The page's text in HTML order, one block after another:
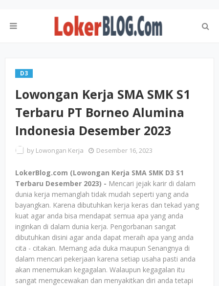
D3
Lowongan Kerja SMA SMK S1
Terbaru PT Borneo Alumina
Indonesia Desember 2023
by Lowongan Kerja Desember 16, 2023
LokerBlog.com (Lowongan Kerja SMA SMK D3 S1
Terbaru Desember 2023) - Mencari jejak karir di dalam
dunia kerja memanglah tidak mudah seperti yang anda
bayangkan. Karena dibutuhkan kerja keras dan tekad yang
kuat agar anda bisa mendapat semua apa yang anda
inginkan di dalam dunia kerja. Pengorbanan sangat
dibutuhkan disini agar anda dapat meraih apa yang anda
cita - citakan. Memang ada duka maupun Senangnya di
dalam mencari pekerjaan karena setiap usaha pasti anda
akan menemukan kegagalan. Walaupun kegagalan itu
sangat mengecewakan dan menyakitkan diri anda tetapi